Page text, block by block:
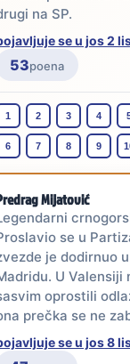
na SP.
se u jos 2
53poena
1 2 3 4
6 7 8 9
Mijatović
se u
je dodirnuo
U Valensiji
oprostili
prečka se ne
se u jos 8